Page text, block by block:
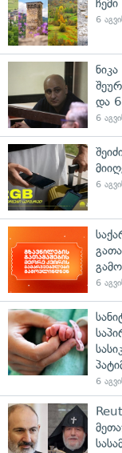
6
და 6
6
6
6
6